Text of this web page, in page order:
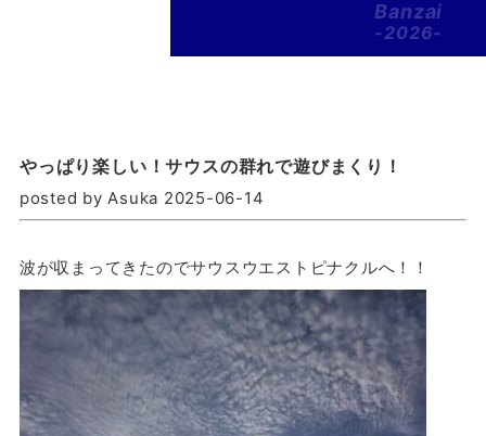
Banzai
-2026-
やっぱり楽しい！サウスの群れで遊びまくり！
posted by Asuka 2025-06-14
波が収まってきたのでサウスウエストピナクルへ！！